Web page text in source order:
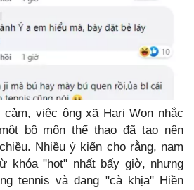
việc ông xã Hari Won nhắc
bộ môn thể thao đã tạo nên
Nhiều ý kiến cho rằng, nam
khóa "hot" nhất bấy giờ, nhưng
tennis và đang "cà khịa" Hiền